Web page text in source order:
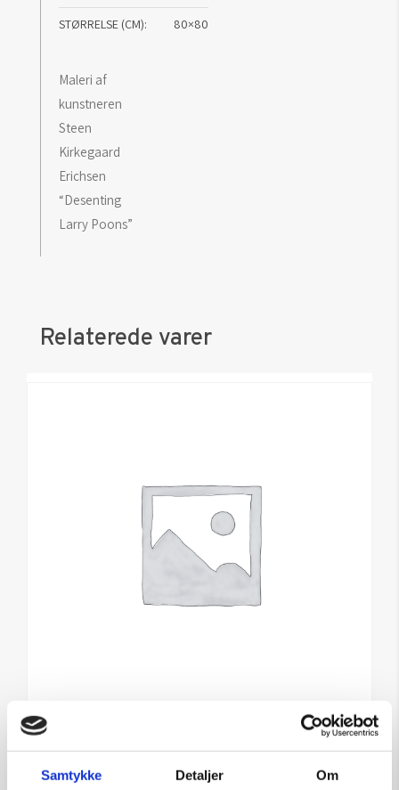
Samtykke Detaljer Om
STØRRELSE (CM) 80×80
Maleri af
kunstneren
Steen
Kirkegaard
Erichsen
“Desenting
Larry Poons”
Relaterede varer
Captured in emotions
Kunstner: